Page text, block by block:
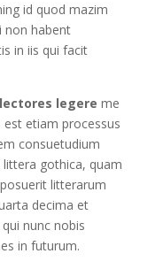
id quod mazim
non habent
in iis qui facit
legere me
est etiam processus
consuetudium
gothica, quam
litterarum
decima et
nunc nobis
in futurum.